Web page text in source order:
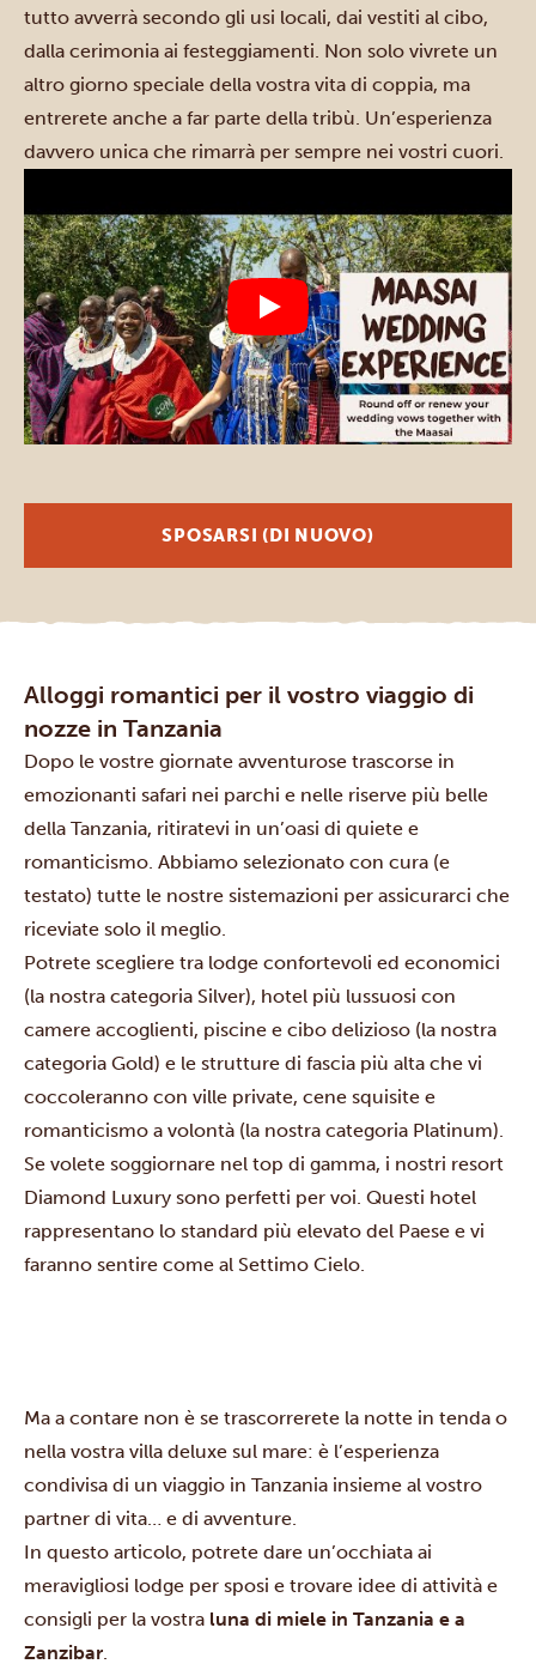
tutto avverrà secondo gli usi locali, dai vestiti al cibo,
dalla cerimonia ai festeggiamenti. Non solo vivrete un
altro giorno speciale della vostra vita di coppia, ma
entrerete anche a far parte della tribù. Un’esperienza
davvero unica che rimarrà per sempre nei vostri cuori.
SPOSARSI (DI NUOVO)
Alloggi romantici per il vostro viaggio di
nozze in Tanzania
Dopo le vostre giornate avventurose trascorse in
emozionanti safari nei parchi e nelle riserve più belle
della Tanzania, ritiratevi in un’oasi di quiete e
romanticismo. Abbiamo selezionato con cura (e
testato) tutte le nostre sistemazioni per assicurarci che
riceviate solo il meglio.
Potrete scegliere tra lodge confortevoli ed economici
(la nostra categoria Silver), hotel più lussuosi con
camere accoglienti, piscine e cibo delizioso (la nostra
categoria Gold) e le strutture di fascia più alta che vi
coccoleranno con ville private, cene squisite e
romanticismo a volontà (la nostra categoria Platinum).
Se volete soggiornare nel top di gamma, i nostri resort
Diamond Luxury sono perfetti per voi. Questi hotel
rappresentano lo standard più elevato del Paese e vi
faranno sentire come al Settimo Cielo.
Ma a contare non è se trascorrerete la notte in tenda o
nella vostra villa deluxe sul mare: è l’esperienza
condivisa di un viaggio in Tanzania insieme al vostro
partner di vita… e di avventure.
In questo articolo, potrete dare un’occhiata ai
meravigliosi lodge per sposi e trovare idee di attività e
consigli per la vostra luna di miele in Tanzania e a
Zanzibar.